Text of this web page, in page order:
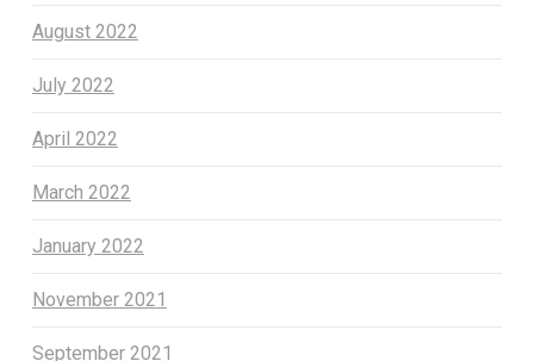
August 2022
July 2022
April 2022
March 2022
January 2022
November 2021
September 2021